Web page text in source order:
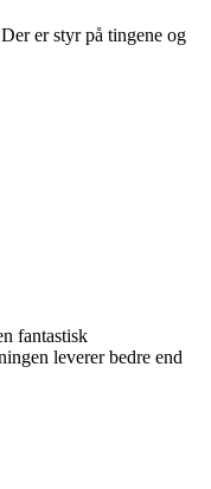
er styr på tingene og
fantastisk
leverer bedre end